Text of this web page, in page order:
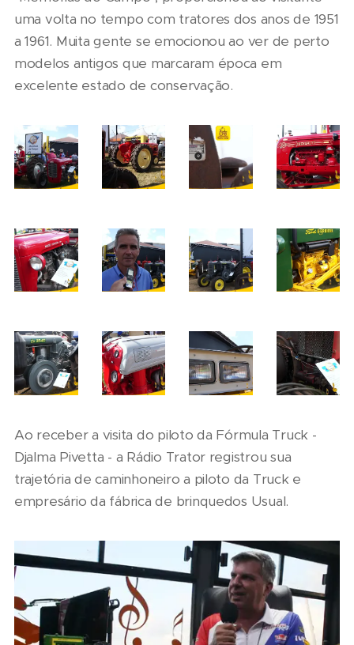
uma volta no tempo com tratores dos anos de 1951
a 1961. Muita gente se emocionou ao ver de perto
modelos antigos que marcaram época em
excelente estado de conservação.
Ao receber a visita do piloto da Fórmula Truck -
Djalma Pivetta - a Rádio Trator registrou sua
trajetória de caminhoneiro a piloto da Truck e
empresário da fábrica de brinquedos Usual.